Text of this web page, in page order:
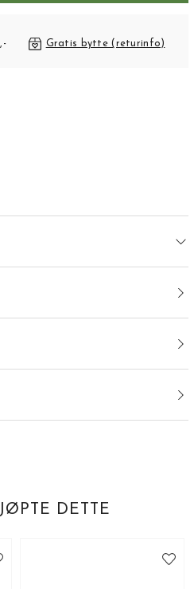
Gratis bytte (returinfo)
DETTE